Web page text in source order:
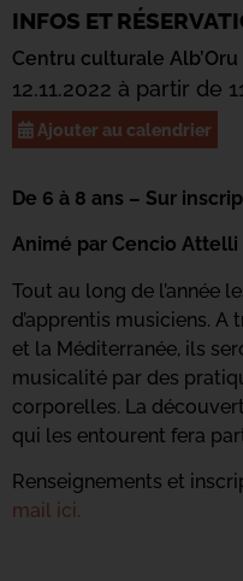
INFOS ET
Centru culturale Alb’Oru
12.11.2022 à partir de
Ajouter au calendrier
De 6 à 8 ans – Sur
Animé par Cencio Attelli
Tout au long de l’année
d’apprentis musiciens. A
et la Méditerranée, ils
musicalité par des
corporelles. La
qui les entourent fera
Renseignements et
mail ici.